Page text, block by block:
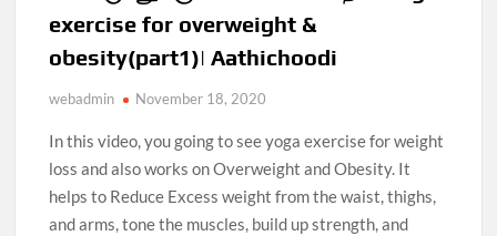
exercise for overweight &
obesity(part1)| Aathichoodi
webadmin November 18, 2020
In this video, you going to see yoga exercise for weight
loss and also works on Overweight and Obesity. It
helps to Reduce Excess weight from the waist, thighs,
and arms, tone the muscles, build up strength, and